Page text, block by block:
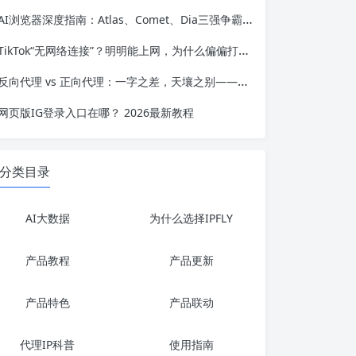
浏览器深度指南：Atlas、Comet、Dia三强争霸，谁才是真正的“网页执行代理”？
无网络连接”？明明能上网，为什么偏偏打不开？
向代理 vs 正向代理：一字之差，天壤之别——服务端架构的优化指南
页版IG登录入口在哪？ 2026最新教程
分类目录
AI大数据 为什么选择IPFLY
产品教程 产品更新
产品特色 产品联动
代理IP科普 使用指南